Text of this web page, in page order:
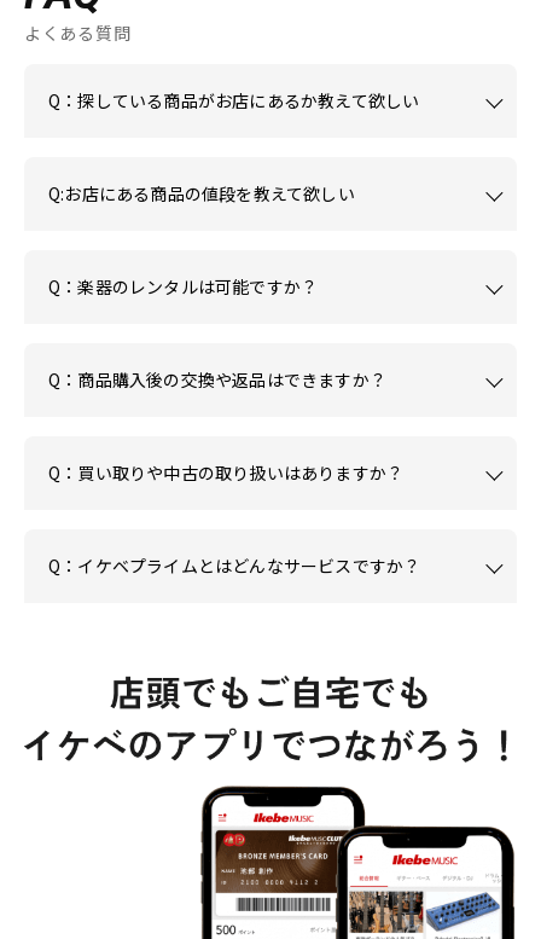
よくある質問
Q：探している商品がお店にあるか教えて欲しい
Q:お店にある商品の値段を教えて欲しい
Q：楽器のレンタルは可能ですか？
Q：商品購入後の交換や返品はできますか？
Q：買い取りや中古の取り扱いはありますか？
Q：イケベプライムとはどんなサービスですか？